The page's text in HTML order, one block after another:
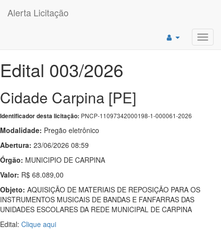
Alerta Licitação
Edital 003/2026
Cidade Carpina [PE]
Identificador desta licitação: PNCP-11097342000198-1-000061-2026
Modalidade: Pregão eletrônico
Abertura: 23/06/2026 08:59
Órgão: MUNICIPIO DE CARPINA
Valor: R$ 68.089,00
Objeto: AQUISIÇÃO DE MATERIAIS DE REPOSIÇÃO PARA OS
INSTRUMENTOS MUSICAIS DE BANDAS E FANFARRAS DAS
UNIDADES ESCOLARES DA REDE MUNICIPAL DE CARPINA
Edital: Clique aqui